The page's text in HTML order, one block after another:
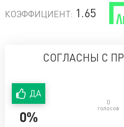
КОЭФФИЦИЕНТ: 1.65
СОГЛАСНЫ С
ДА
0%
0
голосов